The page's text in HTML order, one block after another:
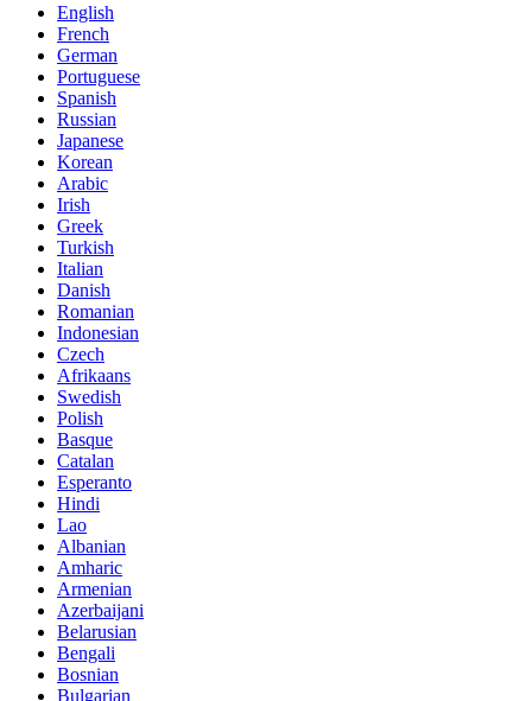
English
French
German
Portuguese
Spanish
Russian
Japanese
Korean
Arabic
Irish
Greek
Turkish
Italian
Danish
Romanian
Indonesian
Czech
Afrikaans
Swedish
Polish
Basque
Catalan
Esperanto
Hindi
Lao
Albanian
Amharic
Armenian
Azerbaijani
Belarusian
Bengali
Bosnian
Bulgarian